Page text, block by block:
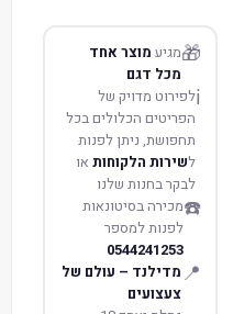
🎁מגיע מוצר אחד
מכל דגם
ℹ️לפירוט מדויק של
הפריטים הכלולים בכל
תחפושת, ניתן לפנות
לשירות הלקוחות או
לבקר בחנות שלנו
☎️מכירה בסיטונאות
לפנות למספר
0544241253
📍 מדילנד – עולם של
צעצועים